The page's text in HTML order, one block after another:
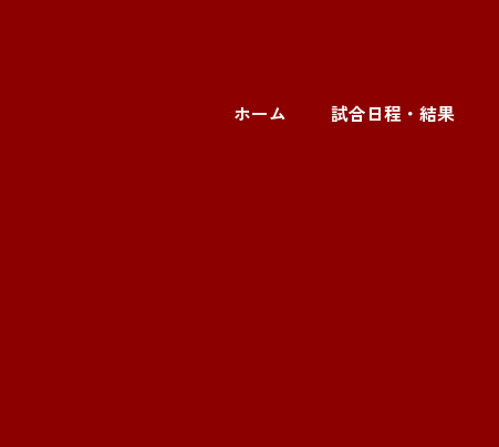
ホーム 試合日程・結果